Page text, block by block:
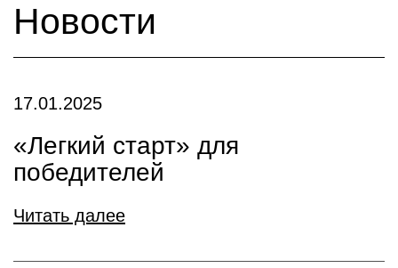
Новости
17.01.2025
«Легкий старт» для
победителей
Читать далее